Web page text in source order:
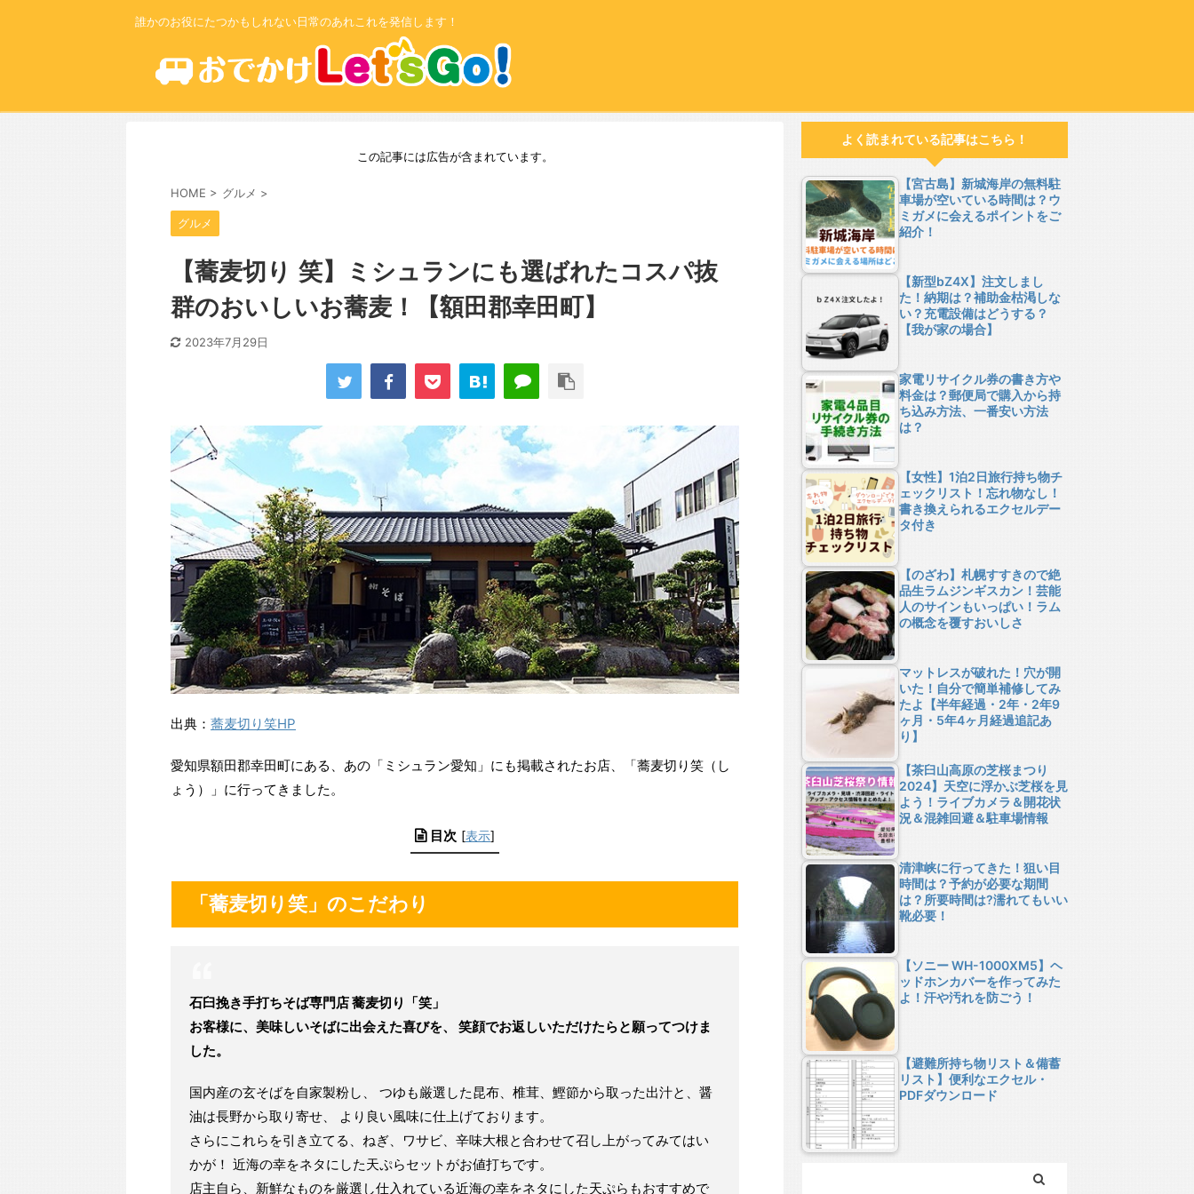
誰かのお役にたつかもしれない日常のあれこれを発信します！
この記事には広告が含まれています。
HOME > グルメ >
グルメ
【蕎麦切り 笑】ミシュランにも選ばれたコスパ抜
群のおいしいお蕎麦！【額田郡幸田町】
2023年7月29日
出典： 蕎麦切り笑HP
愛知県額田郡幸田町にある、あの「ミシュラン愛知」にも掲載されたお店、「蕎麦切り笑（し
ょう）」に行ってきました。
目次 [表示]
「蕎麦切り笑」のこだわり
石臼挽き手打ちそば専門店 蕎麦切り「笑」
お客様に、美味しいそばに出会えた喜びを、 笑顔でお返しいただけたらと願ってつけま
した。
国内産の玄そばを自家製粉し、 つゆも厳選した昆布、椎茸、鰹節から取った出汁と、醤
油は長野から取り寄せ、 より良い風味に仕上げております。
さらにこれらを引き立てる、ねぎ、ワサビ、辛味大根と合わせて召し上がってみてはい
かが！ 近海の幸をネタにした天ぷらセットがお値打ちです。
店主自ら、新鮮なものを厳選し仕入れている近海の幸をネタにした天ぷらもおすすめで
よく読まれている記事はこちら！
【宮古島】新城海岸の無料駐
車場が空いている時間は？ウ
ミガメに会えるポイントをご
紹介！
【新型bZ4X】注文しまし
た！納期は？補助金枯渇しな
い？充電設備はどうする？
【我が家の場合】
家電リサイクル券の書き方や
料金は？郵便局で購入から持
ち込み方法、一番安い方法
は？
【女性】1泊2日旅行持ち物チ
ェックリスト！忘れ物なし！
書き換えられるエクセルデー
タ付き
【のざわ】札幌すすきので絶
品生ラムジンギスカン！芸能
人のサインもいっぱい！ラム
の概念を覆すおいしさ
マットレスが破れた！穴が開
いた！自分で簡単補修してみ
たよ【半年経過・2年・2年9
ヶ月・5年4ヶ月経過追記あ
り】
【茶臼山高原の芝桜まつり
2024】天空に浮かぶ芝桜を見
よう！ライブカメラ＆開花状
況＆混雑回避＆駐車場情報
清津峡に行ってきた！狙い目
時間は？予約が必要な期間
は？所要時間は?濡れてもいい
靴必要！
【ソニー WH-1000XM5】ヘ
ッドホンカバーを作ってみた
よ！汗や汚れを防ごう！
【避難所持ち物リスト＆備蓄
リスト】便利なエクセル・
PDFダウンロード